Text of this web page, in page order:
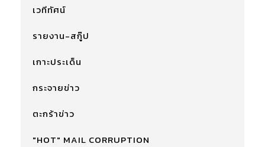
เวทีทัศน์
รายงาน-สกู๊ป
เกาะประเด็น
กระจายข่าว
ตะกร้าข่าว
"HOT" MAIL CORRUPTION